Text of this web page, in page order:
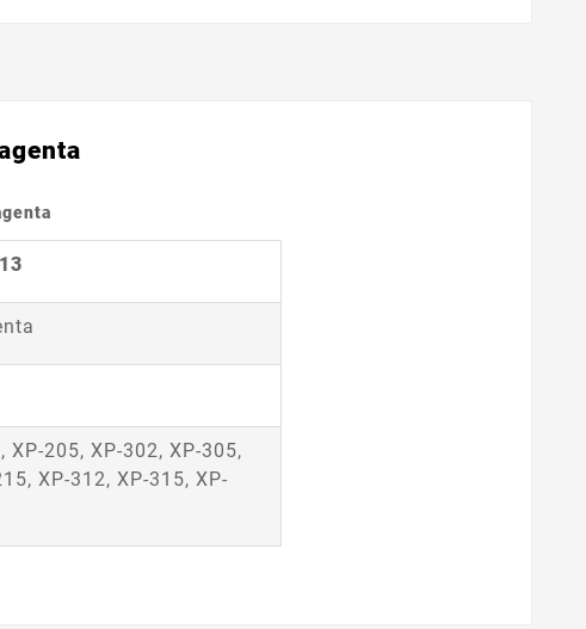
XP-205, XP-302, XP-305,
XP-312, XP-315, XP-